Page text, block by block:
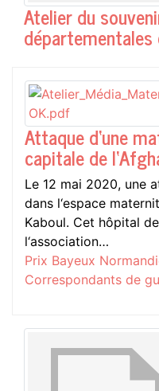
Atelier du
départementales
Attaque d‘une
capitale de
Le 12 mai 2020, une
dans l‘espace
Kaboul. Cet hôpital
l‘association…
Prix Bayeux
Correspondants de